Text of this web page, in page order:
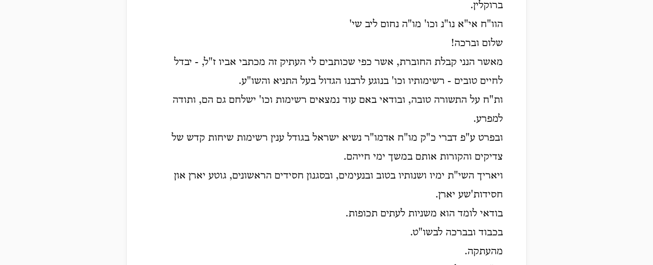
ברוקלין.
הוו"ח אי"א נו"נ וכו' מו"ה נחום ליב שי'
שלום וברכה!
מאשר הנני קבלת החוברת, אשר כפי שכותבים לי העתיק זה מכתבי אביו ז"ל, - יבדל
לחיים טובים - רשימותיו וכו' בנוגע לרבנו הגדול בעל התניא והשו"ע.
ות"ח על התשורה טובה, ובודאי באם עוד נמצאים רשימות וכו' ישלחם גם הם, ותודה
למפרע.
ובפרט ע"פ דברי כ"ק מו"ח אדמו"ר נשיא ישראל בגודל ענין רשימות שיחות קדש של
צדיקים והקורות אותם במשך ימי חייהם.
ויאריך השי"ת ימיו ושנותיו בטוב ובנעימים, ובסגנון חסידים הראשונים, גוטע יארן און
חסידות'שע יארן.
בודאי לומד הוא משניות לעתים תכופות.
בכבוד ובברכה לבשו"ט.
מהעתקה.